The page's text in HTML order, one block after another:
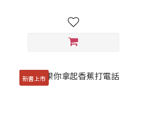
新書上市